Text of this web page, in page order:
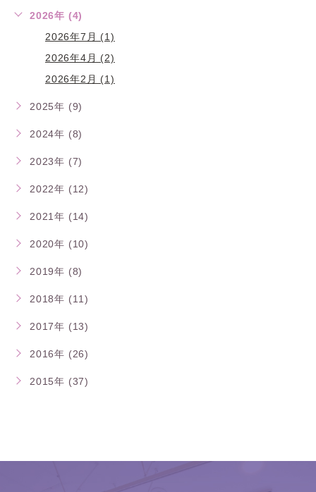
2026年 (4)
2026年7月 (1)
2026年4月 (2)
2026年2月 (1)
2025年 (9)
2024年 (8)
2023年 (7)
2022年 (12)
2021年 (14)
2020年 (10)
2019年 (8)
2018年 (11)
2017年 (13)
2016年 (26)
2015年 (37)